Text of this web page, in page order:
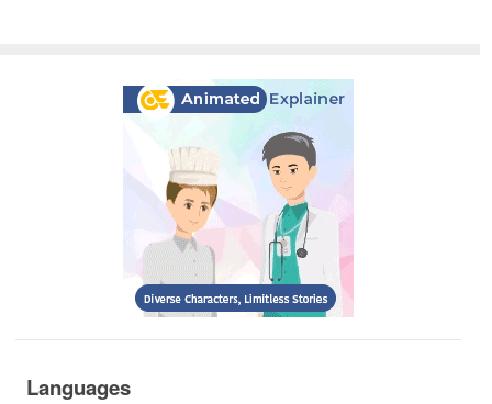
Languages